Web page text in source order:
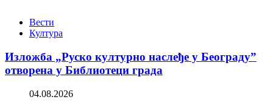
Вести
Култура
Изложба „Руско културно наслеђе у Београду”
отворена у Библиотеци града
04.08.2026